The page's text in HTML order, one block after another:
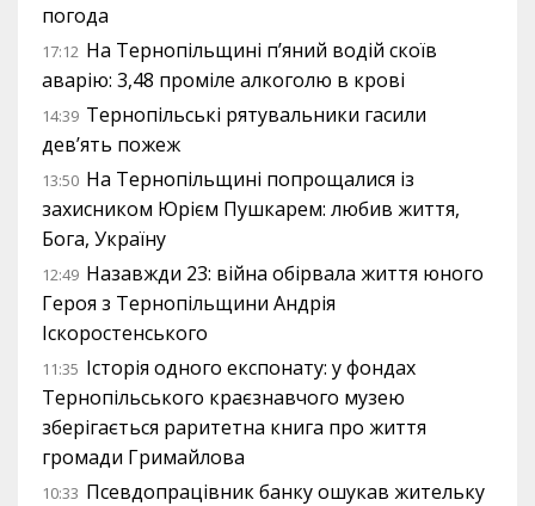
погода
17:12 На Тернопільщині п’яний водій скоїв
аварію: 3,48 проміле алкоголю в крові
14:39 Тернопільські рятувальники гасили
дев’ять пожеж
13:50 На Тернопільщині попрощалися із
захисником Юрієм Пушкарем: любив життя,
Бога, Україну
12:49 Назавжди 23: війна обірвала життя юного
Героя з Тернопільщини Андрія
Іскоростенського
11:35 Історія одного експонату: у фондах
Тернопільського краєзнавчого музею
зберігається раритетна книга про життя
громади Гримайлова
10:33 Псевдопрацівник банку ошукав жительку